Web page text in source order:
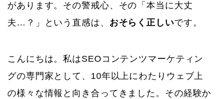
があります。その警戒心、その「本当に大丈
夫…？」という直感は、 おそらく正しいです。
こんにちは。私はSEOコンテンツマーケティン
グの専門家として、10年以上にわたりウェブ上
の様々な情報と向き合ってきました。その経験か